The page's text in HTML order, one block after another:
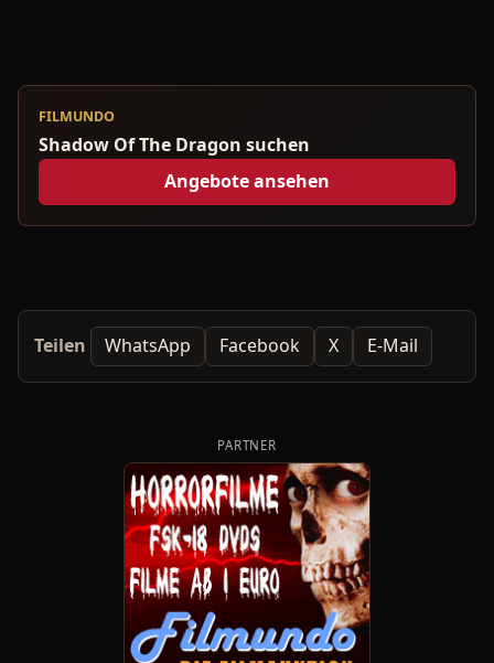
FILMUNDO
Shadow Of The Dragon suchen
Angebote ansehen
Teilen WhatsApp Facebook X E-Mail
PARTNER